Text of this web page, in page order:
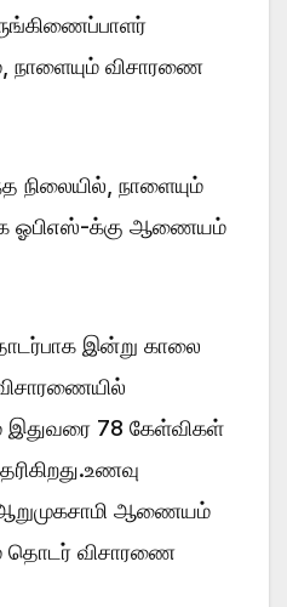
விசாரணை
நிலையில், நாளையும்
ஓபிஎஸ்-க்கு ஆணையம்
இன்று காலை
78 கேள்விகள்
ஆணையம்
தொடர் விசாரணை